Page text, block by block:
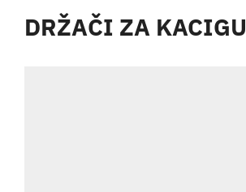
DRŽAČI ZA KACIGU